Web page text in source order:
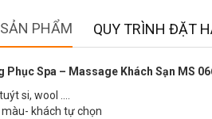
PHẨM QUY TRÌNH ĐẶT
Phục Spa – Massage Khách Sạn MS
si, wool ….
màu- khách tự chọn